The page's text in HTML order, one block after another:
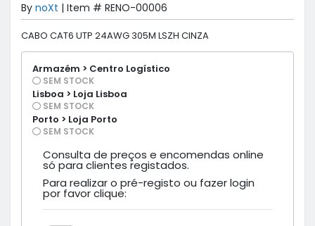
By noXt | Item # RENO-00006
CABO CAT6 UTP 24AWG 305M LSZH CINZA
Armazém > Centro Logístico
SEM STOCK
Lisboa > Loja Lisboa
SEM STOCK
Porto > Loja Porto
SEM STOCK
Consulta de preços e encomendas online
só para clientes registados.
Para realizar o pré-registo ou fazer login
por favor clique: